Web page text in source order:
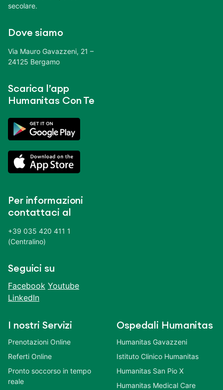
secolare.
Dove siamo
Via Mauro Gavazzeni, 21 –
24125 Bergamo
Scarica l’app
Humanitas Con Te
Per informazioni
contattaci al
+39 035 420 411 1
(Centralino)
Seguici su
Facebook Youtube
LinkedIn
I nostri Servizi
Prenotazioni Online
Referti Online
Pronto soccorso in tempo
reale
Ospedali Humanitas
Humanitas Gavazzeni
Istituto Clinico Humanitas
Humanitas San Pio X
Humanitas Medical Care